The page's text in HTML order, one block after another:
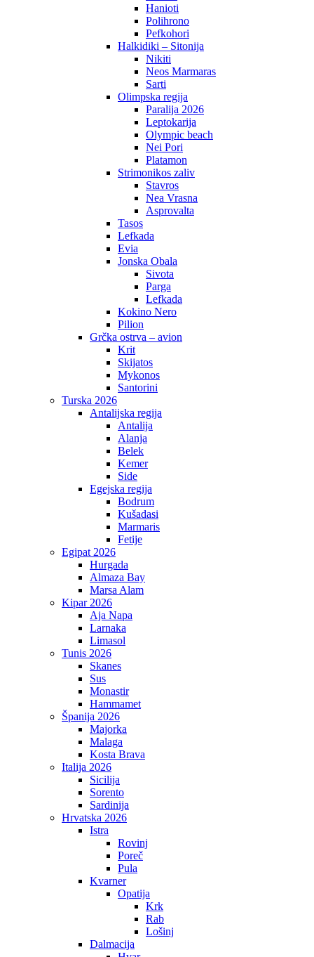
Hanioti
Polihrono
Pefkohori
Halkidiki – Sitonija
Nikiti
Neos Marmaras
Sarti
Olimpska regija
Paralija 2026
Leptokarija
Olympic beach
Nei Pori
Platamon
Strimonikos zaliv
Stavros
Nea Vrasna
Asprovalta
Tasos
Lefkada
Evia
Jonska Obala
Sivota
Parga
Lefkada
Kokino Nero
Pilion
Grčka ostrva – avion
Krit
Skijatos
Mykonos
Santorini
Turska 2026
Antalijska regija
Antalija
Alanja
Belek
Kemer
Side
Egejska regija
Bodrum
Kušadasi
Marmaris
Fetije
Egipat 2026
Hurgada
Almaza Bay
Marsa Alam
Kipar 2026
Aja Napa
Larnaka
Limasol
Tunis 2026
Skanes
Sus
Monastir
Hammamet
Španija 2026
Majorka
Malaga
Kosta Brava
Italija 2026
Sicilija
Sorento
Sardinija
Hrvatska 2026
Istra
Rovinj
Poreč
Pula
Kvarner
Opatija
Krk
Rab
Lošinj
Dalmacija